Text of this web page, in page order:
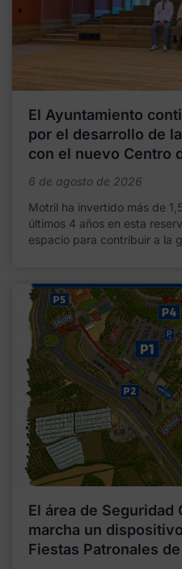
El Ayuntamiento
por el desarrollo de
con el nuevo Centro
6 de agosto de 2026
Motril ha invertido más de
últimos 4 años en esta
espacio para contribuir a la
El área de Seguridad
marcha un
Fiestas Patronales